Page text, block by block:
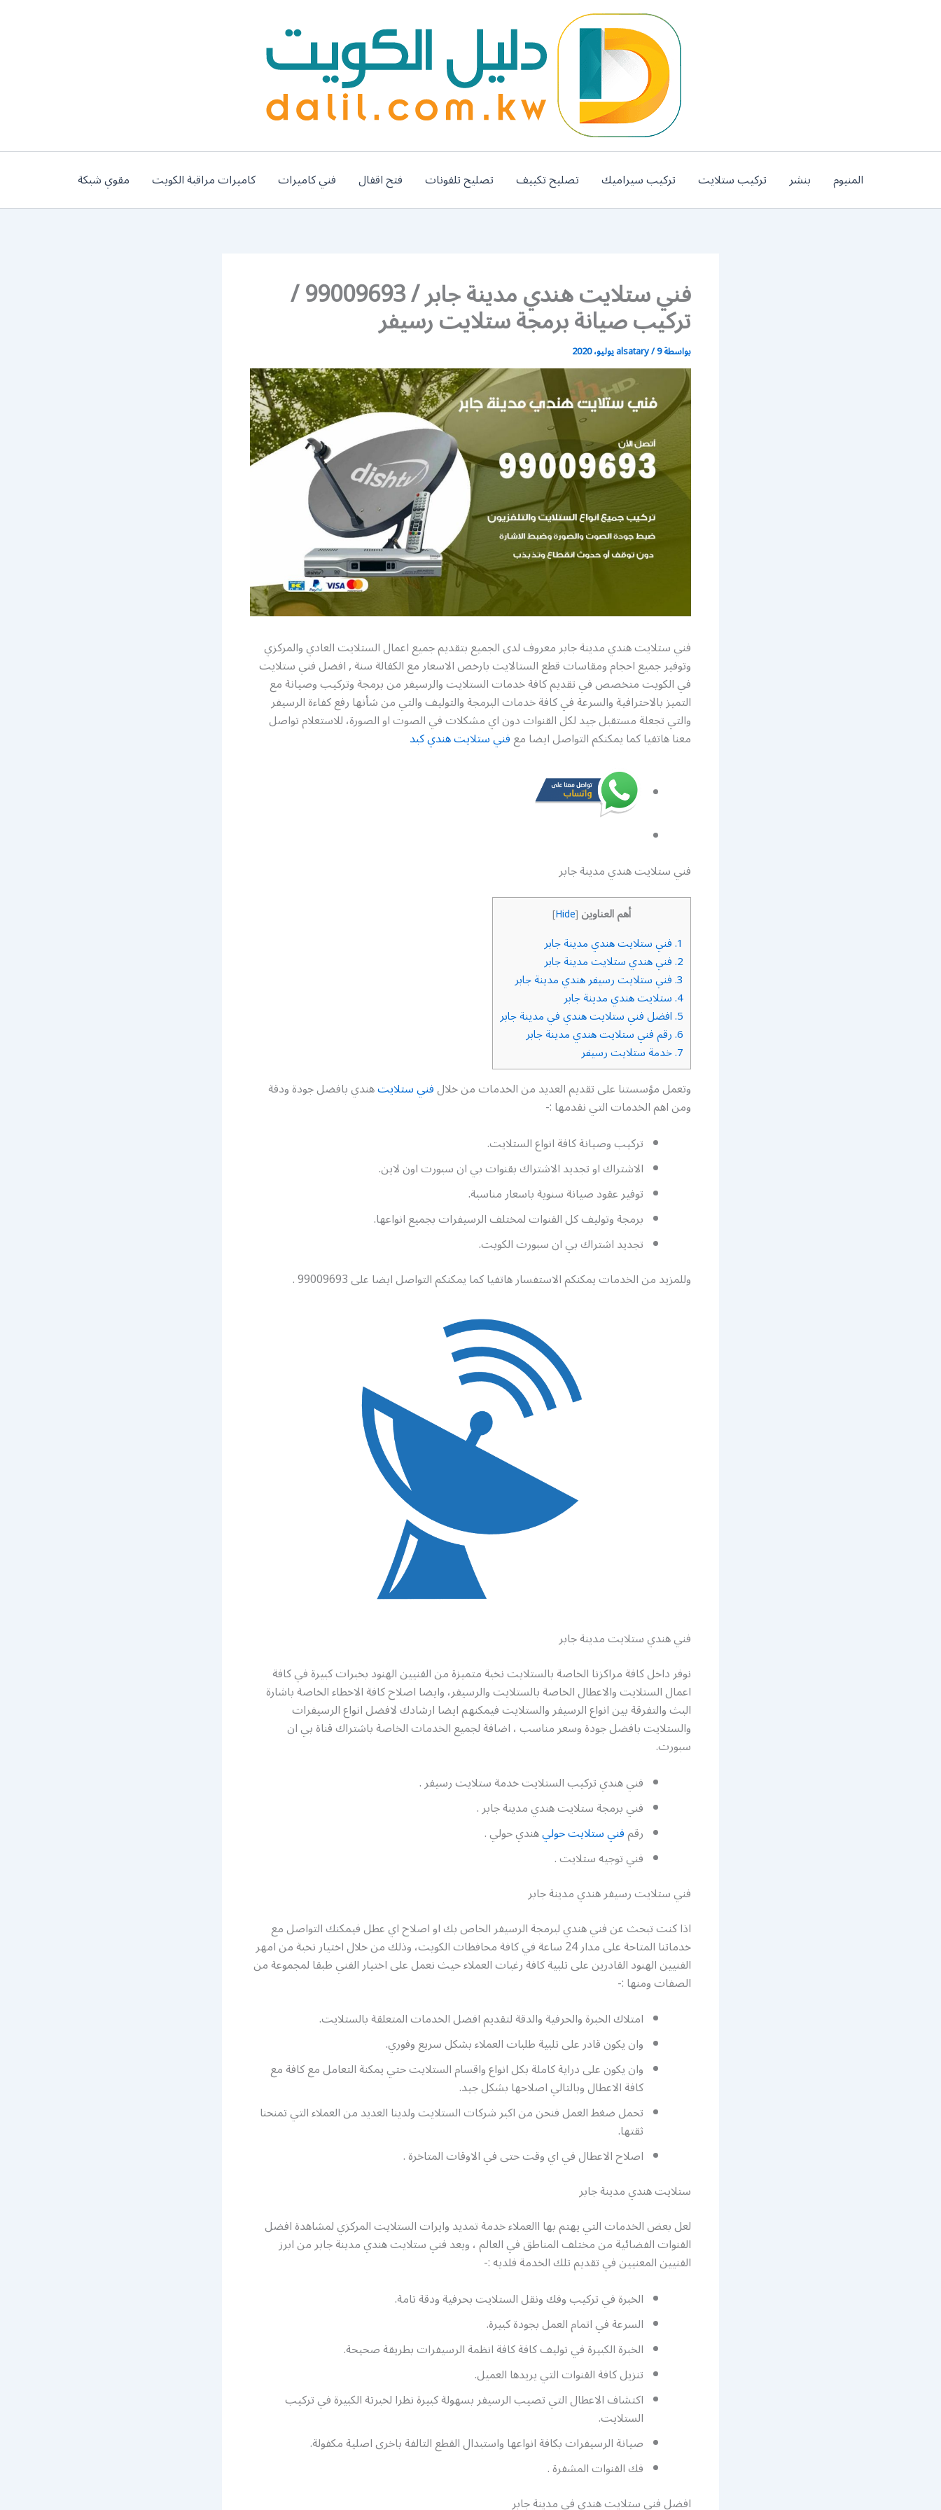
المنيوم بنشر تركيب ستلايت تركيب سيراميك تصليح تكييف تصليح تلفونات فتح اقفال فني كاميرات كاميرات مراقبة الكويت مقوي شبكة
فني ستلايت هندي مدينة جابر / 99009693 /
تركيب صيانة برمجة ستلايت رسيفر
بواسطة alsatary/9 يوليو، 2020
فني ستلايت هندي مدينة جابر معروف لدى الجميع بتقديم جميع اعمال الستلايت العادي والمركزي
وتوفير جميع احجام ومقاسات قطع الستالايت بارخص الاسعار مع الكفالة سنة , افضل فني ستلايت
في الكويت متخصص في تقديم كافة خدمات الستلايت والرسيفر من برمجة وتركيب وصيانة مع
التميز بالاحترافية والسرعة في كافة خدمات البرمجة والتوليف والتي من شأنها رفع كفاءة الرسيفر
والتي تجعلة مستقبل جيد لكل القنوات دون اي مشكلات في الصوت او الصورة، للاستعلام تواصل
معنا هاتفيا كما يمكنكم التواصل ايضا معفني ستلايت هندي كبد
فني ستلايت هندي مدينة جابر
أهم العناوين [
Hide
]
1. فني ستلايت هندي مدينة جابر
2. فني هندي ستلايت مدينة جابر
3. فني ستلايت رسيفر هندي مدينة جابر
4. ستلايت هندي مدينة جابر
5. افضل فني ستلايت هندي في مدينة جابر
6. رقم فني ستلايت هندي مدينة جابر
7. خدمة ستلايت رسيفر
وتعمل مؤسستنا على تقديم العديد من الخدمات من خلالفني ستلايتهندي بافضل جودة ودقة
ومن اهم الخدمات التي نقدمها :-
تركيب وصيانة كافة انواع الستلايت.
الاشتراك او تجديد الاشتراك بقنوات بي ان سبورت اون لاين.
توفير عقود صيانة سنوية باسعار مناسبة.
برمجة وتوليف كل القنوات لمختلف الرسيفرات بجميع انواعها.
تجديد اشتراك بي ان سبورت الكويت.
وللمزيد من الخدمات يمكنكم الاستفسار هاتفيا كما يمكنكم التواصل ايضا على 99009693 .
فني هندي ستلايت مدينة جابر
نوفر داخل كافة مراكزنا الخاصة بالستلايت نخبة متميزة من الفنيين الهنود بخبرات كبيرة في كافة
اعمال الستلايت والاعطال الخاصة بالستلايت والرسيفر، وايضا اصلاح كافة الاخطاء الخاصة باشارة
البث والتفرقة بين انواع الرسيفر والستلايت فيمكنهم ايضا ارشادك لافضل انواع الرسيفرات
والستلايت بافضل جودة وسعر مناسب ، اضافة لجميع الخدمات الخاصة باشتراك قناة بي ان
سبورت.
فني هندي تركيب الستلايت خدمة ستلايت رسيفر .
فني برمجة ستلايت هندي مدينة جابر .
رقمفني ستلايت حوليهندي حولي .
فني توجيه ستلايت .
فني ستلايت رسيفر هندي مدينة جابر
اذا كنت تبحث عن فني هندي لبرمجة الرسيفر الخاص بك او اصلاح اي عطل فيمكنك التواصل مع
خدماتنا المتاحة على مدار 24 ساعة في كافة محافظات الكويت، وذلك من خلال اختيار نخبة من امهر
الفنيين الهنود القادرين على تلبية كافة رغبات العملاء حيث نعمل على اختيار الفني طبقا لمجموعة من
الصفات ومنها :-
امتلاك الخبرة والحرفية والدقة لتقديم افضل الخدمات المتعلقة بالستلايت.
وان يكون قادر على تلبية طلبات العملاء بشكل سريع وفوري.
وان يكون على دراية كاملة بكل انواع واقسام الستلايت حتي يمكنة التعامل مع كافة مع
كافة الاعطال وبالتالي اصلاحها بشكل جيد.
تحمل ضغط العمل فنحن من اكبر شركات الستلايت ولدينا العديد من العملاء التي تمنحنا
ثقتها.
اصلاح الاعطال في اي وقت حتى في الاوقات المتاخرة .
ستلايت هندي مدينة جابر
لعل بعض الخدمات التي يهتم بها االعملاء خدمة تمديد وايرات الستلايت المركزي لمشاهدة افضل
القنوات الفضائية من مختلف المناطق في العالم ، ويعد فني ستلايت هندي مدينة جابر من ابرز
الفنيين المعنيين في تقديم تلك الخدمة فلديه :-
الخبرة في تركيب وفك ونقل الستلايت بحرفية ودقة تامة.
السرعة في اتمام العمل بجودة كبيرة.
الخبرة الكبيرة في توليف كافة كافة انظمة الرسيفرات بطريقة صحيحة.
تنزيل كافة القنوات التي يريدها العميل.
اكتشاف الاعطال التي تصيب الرسيفر بسهولة كبيرة نظرا لخبرتة الكبيرة في تركيب
الستلايت.
صيانة الرسيفرات بكافة انواعها واستبدال القطع التالفة باخرى اصلية مكفولة.
فك القنوات المشفرة .
افضل فني ستلايت هندي في مدينة جابر